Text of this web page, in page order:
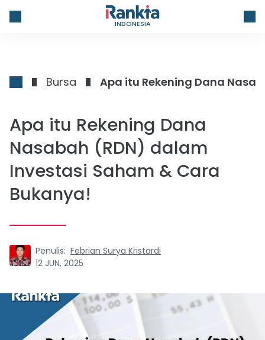
INDONESIA
Bursa
Apa itu Rekening Dana
Nasabah (RDN) dalam
Investasi Saham & Cara
Bukanya!
Penulis: Febrian Surya Kristardi
12 JUN, 2025